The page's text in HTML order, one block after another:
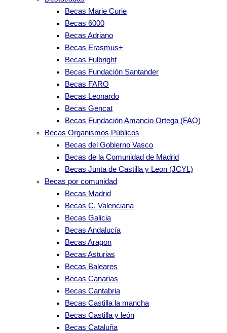
Becas Marie Curie
Becas 6000
Becas Adriano
Becas Erasmus+
Becas Fulbright
Becas Fundación Santander
Becas FARO
Becas Leonardo
Becas Gencat
Becas Fundación Amancio Ortega (FAO)
Becas Organismos Públicos
Becas del Gobierno Vasco
Becas de la Comunidad de Madrid
Becas Junta de Castilla y Leon (JCYL)
Becas por comunidad
Becas Madrid
Becas C. Valenciana
Becas Galicia
Becas Andalucía
Becas Aragon
Becas Asturias
Becas Baleares
Becas Canarias
Becas Cantabria
Becas Castilla la mancha
Becas Castilla y león
Becas Cataluña